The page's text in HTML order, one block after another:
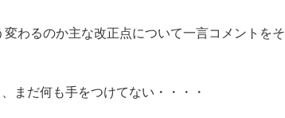
わるのか主な改正点について一言コメントをそ
まだ何も手をつけてない・・・・